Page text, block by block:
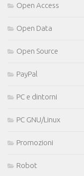
Open Access
Open Data
Open Source
PayPal
PC e dintorni
PC GNU/Linux
Promozioni
Robot